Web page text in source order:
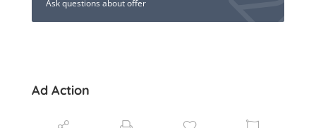
Ask questions about offer
Ad Action